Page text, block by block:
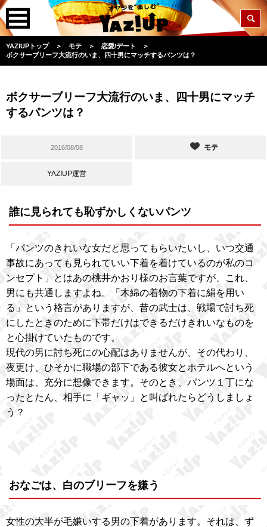
YAZIUPトップ ＞ モテ ＞ 恋愛/デート
＞
ボクサーブリーフ大流行のいま、四十男にマッチするパンツは？
ボクサーブリーフ大流行のいま、四十男にマッチ
するパンツは？
2016/08/08 モテ
YAZIUP運営
誰に見られても恥ずかしくないパンツ
「パンツのきれいな女だと思ってもらいたいし、いつ交通
事故にあっても見られていい下着を着けているのが私のコ
ンセプト」とはあの桃井かおり様のお言葉ですが、これ、
男にも共通しますよね。「木綿の着物の下着に絹を用い
る」という格言がありますが、昔の武士は、戦場で討ち死
にしたときのために下帯だけはできるだけきれいなものを
と心掛けていたものです。
現代の男に討ち死にの心配はありませんが、その代わり、
夜更け、ひそかに職場の部下である彼女とホテルへという
場面は、充分に想像できます。そのとき、パンツ１丁にな
ったとたん、相手に「ギャッ」と叫ばれたらどうしましょ
う？
おなごは、白のブリーフを嫌う
女性の大半が毛嫌いする男の下着があります。それは、ず